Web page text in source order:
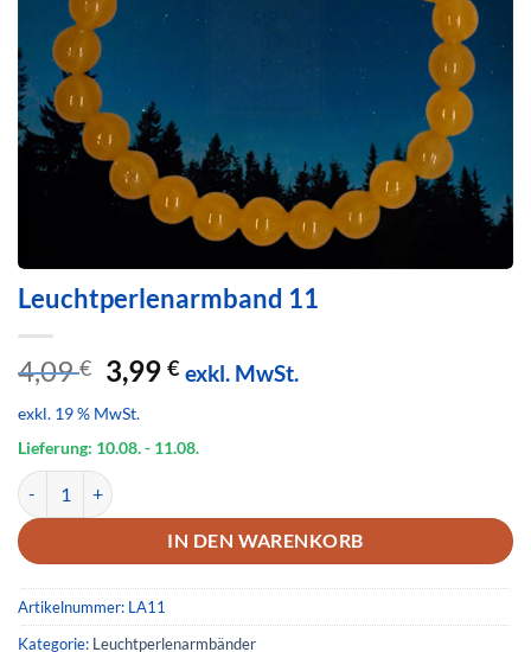
Leuchtperlenarmband 11
4,09€ Ursprünglicher
Preis
war:
4,09 €
3,99€Aktueller
3,99 €.
exkl. MwSt.
exkl. 19 % MwSt.
Lieferung: 10.08.- 11.08.
Leuchtperlenarmband 11 Menge
IN DEN WARENKORB
Artikelnummer: LA11
Kategorie: Leuchtperlenarmbänder